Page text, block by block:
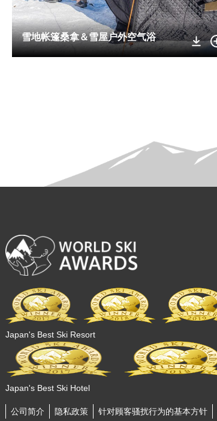
雪地帐篷桑拿＆雪屋户外空气浴
Japan's Best Ski Resort
Japan's Best Ski Hotel
公司简介 隐私政策 针对顾客骚扰行为的基本方针